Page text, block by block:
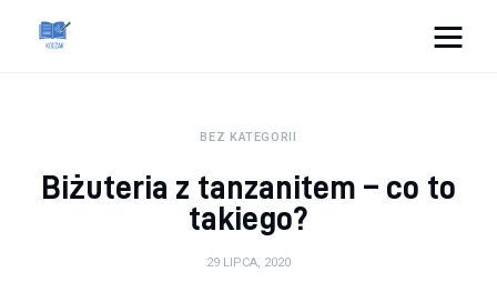
Zdrowie
BEZ KATEGORII
Biżuteria z tanzanitem – co to
takiego?
29 LIPCA, 2020